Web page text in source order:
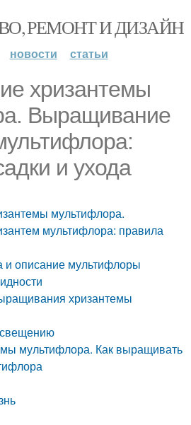
РЕМОНТ И ДИЗАЙН
новости статьи
хризантемы
Выращивание
и ухода
мультифлора.
мультифлора: правила
и описание мультифлоры
хризантемы
мультифлора. Как выращивать